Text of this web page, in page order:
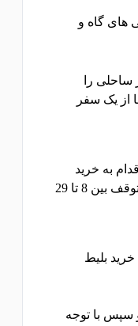
های گاه و
را
از یک سفر
به خرید
بلیط هواپیما آلمان می کنند. این نکته را باید بدانید که مدت زمان پرواز از تهران به آلمان بسته به شرکت هوایی متفاوت است. برای مثال پرواز با ترکیش به مقصد آلمان با یک توقف بین 8 تا 29
بلیط
سپس با توجه